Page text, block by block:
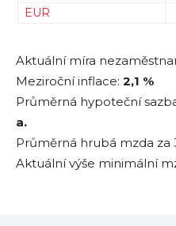
EUR
Aktuální míra
Meziroční inflace: 2,1 %
Průměrná hypoteční
a.
Průměrná hrubá mzda za
Aktuální výše minimální